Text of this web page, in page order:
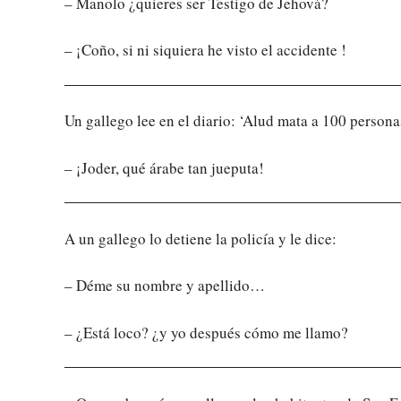
– ¡Coño, si ni siquiera he visto el accidente !
Un gallego lee en el diario: ‘Alud mata a 100
– ¡Joder, qué árabe tan jueputa!
A un gallego lo detiene la policía y le dice:
– Déme su nombre y apellido…
– ¿Está loco? ¿y yo después cómo me llamo?